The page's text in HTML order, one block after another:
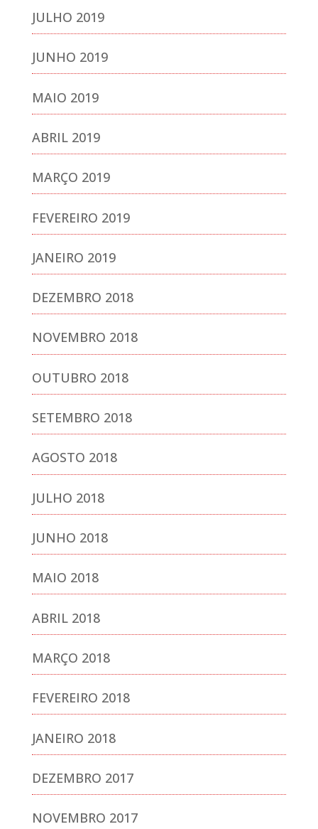
JULHO 2019
JUNHO 2019
MAIO 2019
ABRIL 2019
MARÇO 2019
FEVEREIRO 2019
JANEIRO 2019
DEZEMBRO 2018
NOVEMBRO 2018
OUTUBRO 2018
SETEMBRO 2018
AGOSTO 2018
JULHO 2018
JUNHO 2018
MAIO 2018
ABRIL 2018
MARÇO 2018
FEVEREIRO 2018
JANEIRO 2018
DEZEMBRO 2017
NOVEMBRO 2017